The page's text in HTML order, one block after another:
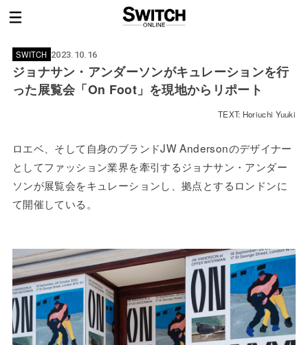
SWITCH 2023.10.16
ジョナサン・アンダーソンがキュレーションを行
った展覧会「On Foot」を現地からリポート
TEXT: Horiuchi Yuuki
ロエベ、そして自身のブランドJW Andersonのデザイナー
としてファッション業界を牽引するジョナサン・アンダー
ソンが展覧会をキュレーションし、拠点とするロンドンに
て開催している。